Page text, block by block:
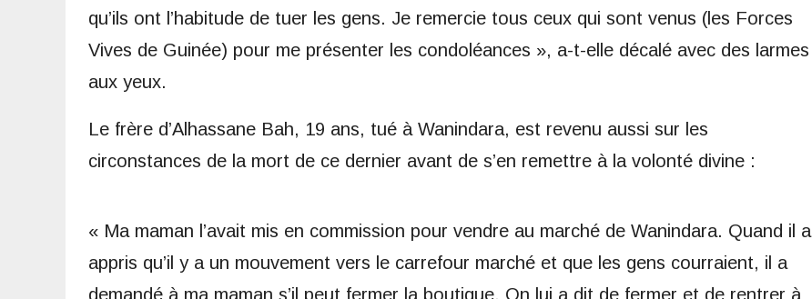
qu’ils ont l’habitude de tuer les gens. Je remercie tous ceux qui sont venus (les Forces
Vives de Guinée) pour me présenter les condoléances », a-t-elle décalé avec des larmes
aux yeux.
Le frère d’Alhassane Bah, 19 ans, tué à Wanindara, est revenu aussi sur les
circonstances de la mort de ce dernier avant de s’en remettre à la volonté divine :
« Ma maman l’avait mis en commission pour vendre au marché de Wanindara. Quand il a
appris qu’il y a un mouvement vers le carrefour marché et que les gens courraient, il a
demandé à ma maman s’il peut fermer la boutique. On lui a dit de fermer et de rentrer à